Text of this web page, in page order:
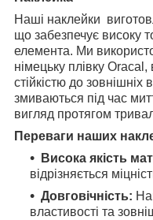
Наші наклейки
що забезпечує високу
елемента. Ми
німецьку плівку
стійкістю до зовнішніх
змиваються під час
вигляд протягом
Переваги наших
Висока якість
відрізняється
Довговічність:
властивості та